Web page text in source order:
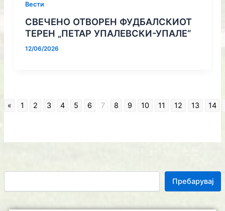
Пребарувај
Вести
СВЕЧЕНО ОТВОРЕН ФУДБАЛСКИОТ
ТЕРЕН „ПЕТАР УПАЛЕВСКИ-УПАЛЕ“
12/06/2026
« 1 2 3 4 5 6 7 8 9 10 11 12 13 14